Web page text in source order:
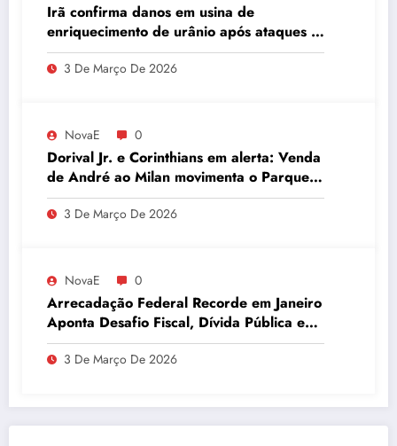
Irã confirma danos em usina de
enriquecimento de urânio após ataques e
embaixador evita detalhes sobre
quantidade de urânio enriquecido
3 De Março De 2026
NovaE 0
Dorival Jr. e Corinthians em alerta: Venda
de André ao Milan movimenta o Parque
São Jorge
3 De Março De 2026
NovaE 0
Arrecadação Federal Recorde em Janeiro
Aponta Desafio Fiscal, Dívida Pública e
Inadimplência no Agro
3 De Março De 2026